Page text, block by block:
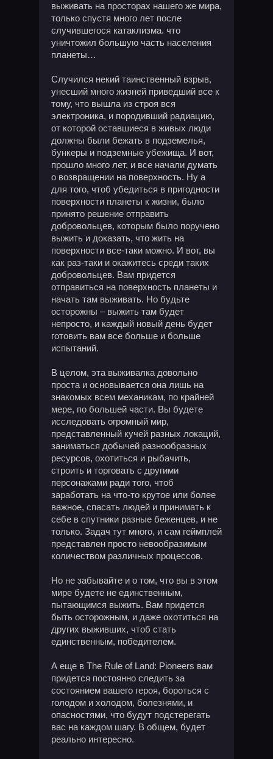
выживать на просторах нашего же мира,
только спустя много лет после
случившегося катаклизма. что
уничтожил большую часть населения
планеты…
Случился некий таинственный взрыв,
унесший много жизней приведший все к
тому, что вышла из строя вся
электроника, и породивший радиацию,
от которой оставшиеся в живых люди
должны были бежать в подземелья,
бункеры и подземные убежища. И вот,
прошло много лет, и все начали думать
о возвращении на поверхность. Ну а
для того, чтоб убедиться в пригодности
поверхности планеты к жизни, было
принято решение отправить
добровольцев, которым было поручено
выжить и доказать, что жить на
поверхности все-таки можно. И вот, вы
как раз-таки и окажитесь среди таких
добровольцев. Вам придется
отправиться на поверхность планеты и
начать там выживать. Но будьте
осторожны – выжить там будет
непросто, и каждый новый день будет
готовить вам все больше и больше
испытаний.
В целом, эта выживалка довольно
проста и основывается она лишь на
знакомых всем механикам, по крайней
мере, по большей части. Вы будете
исследовать огромный мир,
представленный кучей разных локаций,
заниматься добычей разнообразных
ресурсов, охотиться и рыбачить,
строить и торговать с другими
персонажами ради того, чтоб
заработать на что-то крутое или более
важное, спасать людей и принимать к
себе в спутники разные беженцев, и не
только. Задач тут много, и сам геймплей
представлен просто невообразимым
количеством различных процессов.
Но не забывайте и о том, что вы в этом
мире будете не единственным,
пытающимся выжить. Вам придется
быть осторожным, и даже охотиться на
других выживших, чтоб стать
единственным, победителем.
А еще в The Rule of Land: Pioneers вам
придется постоянно следить за
состоянием вашего героя, бороться с
голодом и холодом, болезнями, и
опасностями, что будут подстерегать
вас на каждом шагу. В общем, будет
реально интересно.